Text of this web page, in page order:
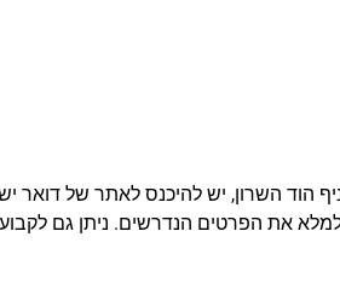
הוד השרון, יש להיכנס לאתר של דואר
את הפרטים הנדרשים. ניתן גם